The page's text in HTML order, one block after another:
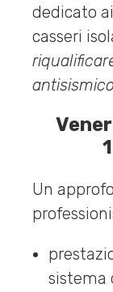
dedicato
casseri
Un
sistema